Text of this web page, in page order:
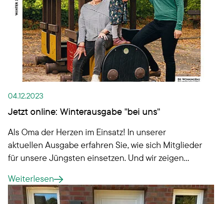
04.12.2023
Jetzt online: Winterausgabe "bei uns"
Als Oma der Herzen im Einsatz! In unserer
aktuellen Ausgabe erfahren Sie, wie sich Mitglieder
für unsere Jüngsten einsetzen. Und wir zeigen
Neugierig geworden?
Weiterlesen